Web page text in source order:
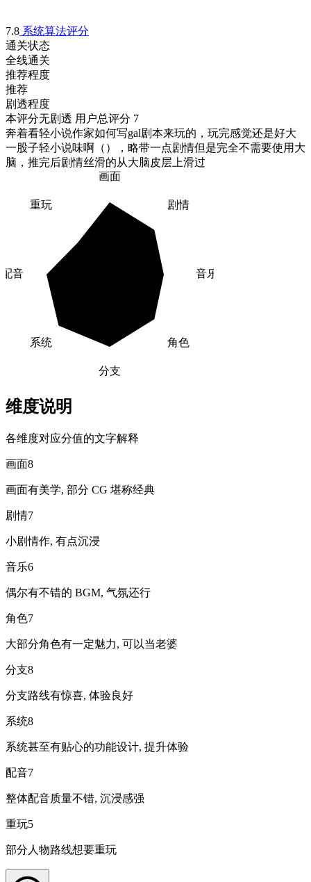
7.8 系统算法评分
通关状态
全线通关
推荐程度
推荐
剧透程度
本评分无剧透 用户总评分 7
奔着看轻小说作家如何写gal剧本来玩的，玩完感觉还是好大
一股子轻小说味啊（），略带一点剧情但是完全不需要使用大
脑，推完后剧情丝滑的从大脑皮层上滑过
画面
剧情
音乐
角色
分支
系统
配音
重玩
维度说明
各维度对应分值的文字解释
画面8
画面有美学, 部分 CG 堪称经典
剧情7
小剧情作, 有点沉浸
音乐6
偶尔有不错的 BGM, 气氛还行
角色7
大部分角色有一定魅力, 可以当老婆
分支8
分支路线有惊喜, 体验良好
系统8
系统甚至有贴心的功能设计, 提升体验
配音7
整体配音质量不错, 沉浸感强
重玩5
部分人物路线想要重玩